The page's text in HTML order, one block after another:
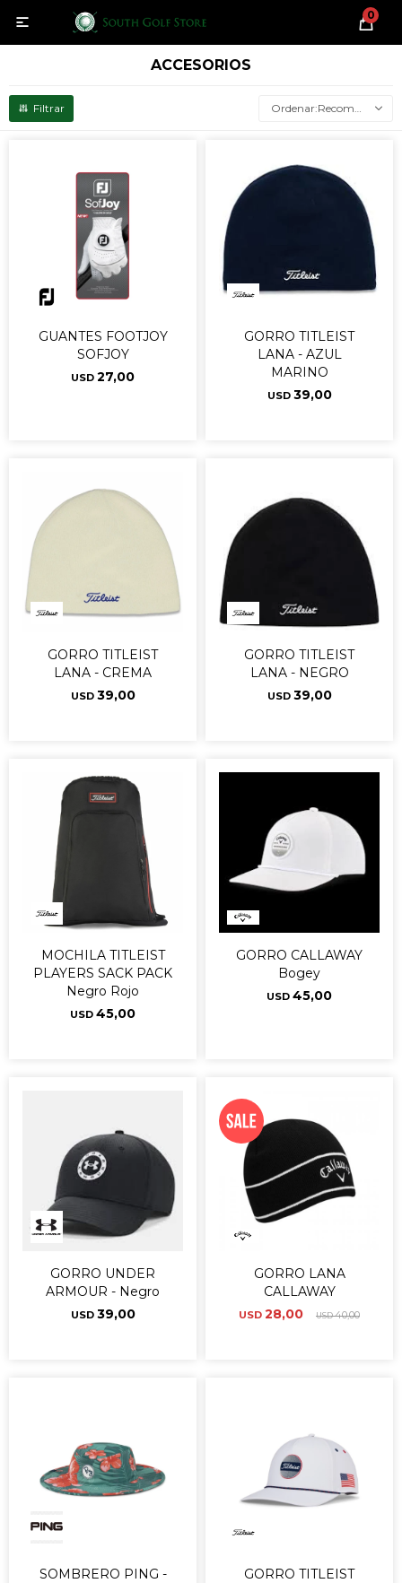
0

ACCESORIOS
Recomendados
GUANTES FOOTJOY
SOFJOY
USD 27,00
GORRO TITLEIST
LANA - AZUL
MARINO
USD 39,00
GORRO TITLEIST
LANA - CREMA
USD 39,00
GORRO TITLEIST
LANA - NEGRO
USD 39,00
MOCHILA TITLEIST
PLAYERS SACK PACK
Negro Rojo
USD 45,00
GORRO CALLAWAY
Bogey
USD 45,00
GORRO UNDER
ARMOUR - Negro
USD 39,00
GORRO LANA
CALLAWAY
USD 28,00 USD40,00
SOMBRERO PING -
GORRO TITLEIST